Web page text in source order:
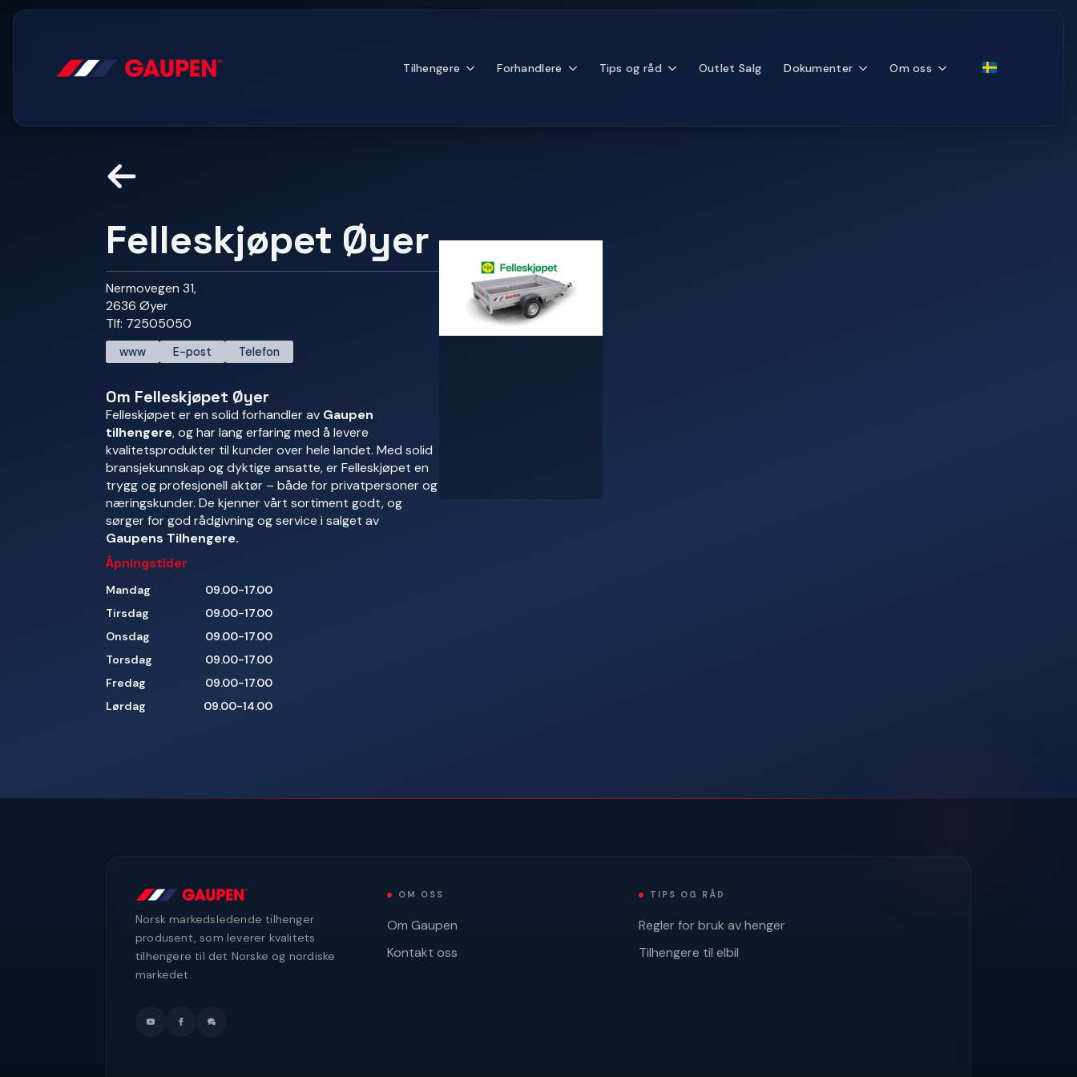
Tilhengere Forhandlere Tips og råd Outlet Salg Dokumenter Om oss
Felleskjøpet Øyer
Nermovegen 31,
2636 Øyer
Tlf: 72505050
www E-post Telefon
Om Felleskjøpet Øyer
Felleskjøpet er en solid forhandler av Gaupen
tilhengere, og har lang erfaring med å levere
kvalitetsprodukter til kunder over hele landet. Med solid
bransjekunnskap og dyktige ansatte, er Felleskjøpet en
trygg og profesjonell aktør – både for privatpersoner og
næringskunder. De kjenner vårt sortiment godt, og
sørger for god rådgivning og service i salget av
Gaupens Tilhengere.
Åpningstider
Mandag
09.00-17.00
Tirsdag
09.00-17.00
Onsdag
09.00-17.00
Torsdag
09.00-17.00
Fredag
09.00-17.00
Lørdag
09.00-14.00
Norsk markedsledende tilhenger
produsent, som leverer kvalitets
tilhengere til det Norske og nordiske
markedet.
OM OSS
Om Gaupen
Kontakt oss
TIPS OG RÅD
Regler for bruk av henger
Tilhengere til elbil